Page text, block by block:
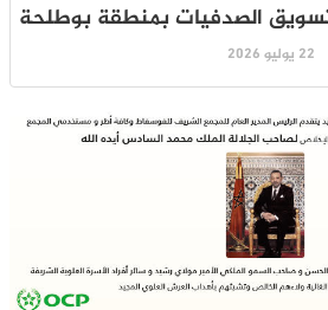
الصدفيات بمنطقة بوطلحة
22 يوليو 2026